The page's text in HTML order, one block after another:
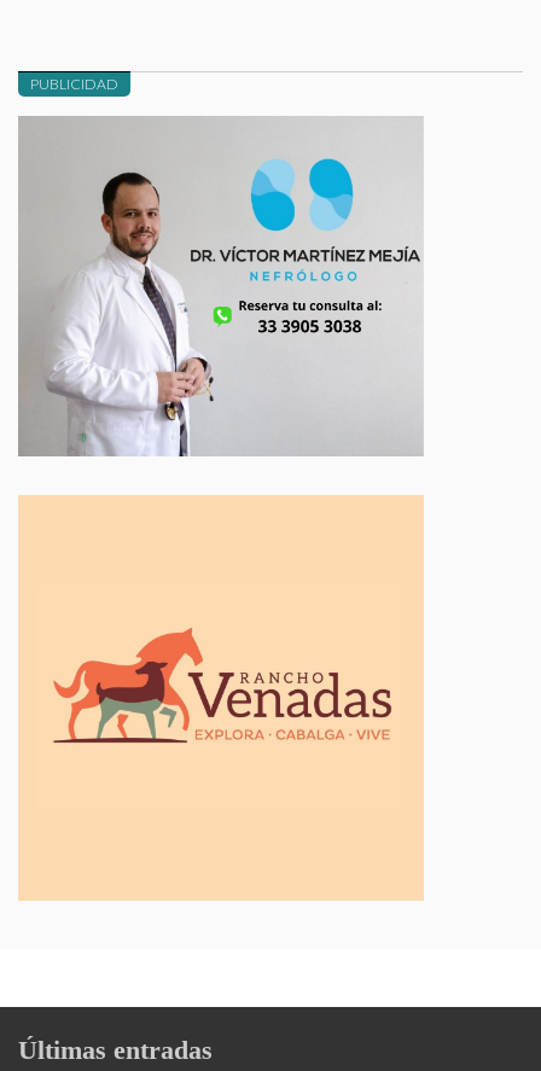
PUBLICIDAD
Últimas entradas